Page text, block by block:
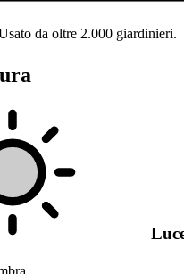
da oltre 2.000 giardinieri.